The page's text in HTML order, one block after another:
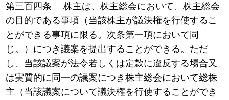
第三百四条 株主は、株主総会において、株主総会
の目的である事項（当該株主が議決権を行使するこ
とができる事項に限る。次条第一項において同
じ。）につき議案を提出することができる。ただ
し、当該議案が法令若しくは定款に違反する場合又
は実質的に同一の議案につき株主総会において総株
主（当該議案について議決権を行使することができ